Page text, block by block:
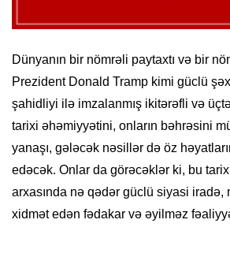
Dünyanın bir nömrəli paytaxtı və bir
Prezident Donald Tramp kimi güclü
şahidliyi ilə imzalanmış ikitərəfli və
tarixi əhəmiyyətini, onların bəhrəsini
yanaşı, gələcək nəsillər də öz
edəcək. Onlar da görəcəklər ki, bu
arxasında nə qədər güclü siyasi
xidmət edən fədakar və əyilməz